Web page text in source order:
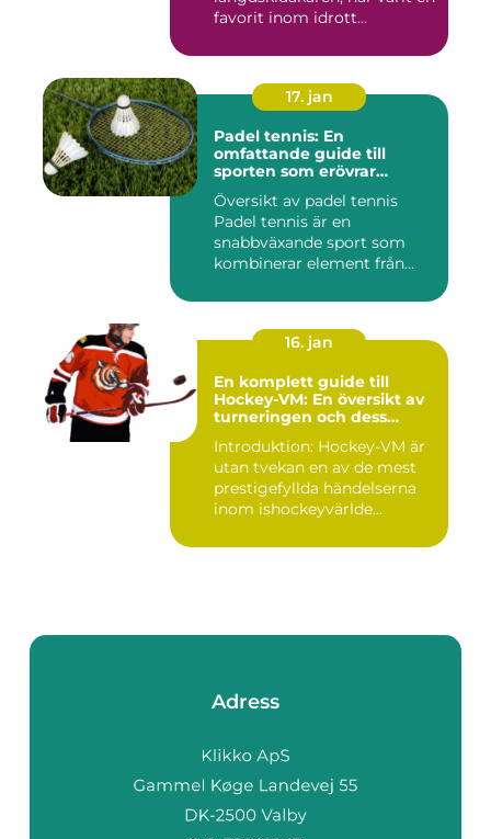
favorit inom idrott...
17. jan
Padel tennis: En
omfattande guide till
sporten som erövrar
världen
Översikt av padel tennis
Padel tennis är en
snabbväxande sport som
kombinerar element från
16. jan
En komplett guide till
Hockey-VM: En översikt av
turneringen och dess
Introduktion: Hockey-VM är
utan tvekan en av de mest
prestigefyllda händelserna
inom ishockeyvärlde...
Adress